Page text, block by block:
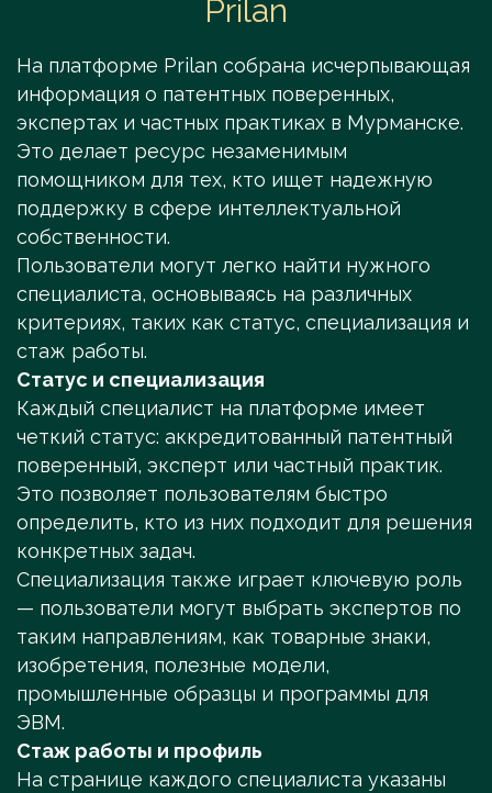
Prilan
На платформе Prilan собрана исчерпывающая
информация о патентных поверенных,
экспертах и частных практиках в Мурманске.
Это делает ресурс незаменимым
помощником для тех, кто ищет надежную
поддержку в сфере интеллектуальной
собственности.
Пользователи могут легко найти нужного
специалиста, основываясь на различных
критериях, таких как статус, специализация и
стаж работы.
Статус и специализация
Каждый специалист на платформе имеет
четкий статус: аккредитованный патентный
поверенный, эксперт или частный практик.
Это позволяет пользователям быстро
определить, кто из них подходит для решения
конкретных задач.
Специализация также играет ключевую роль
— пользователи могут выбрать экспертов по
таким направлениям, как товарные знаки,
изобретения, полезные модели,
промышленные образцы и программы для
ЭВМ.
Стаж работы и профиль
На странице каждого специалиста указаны